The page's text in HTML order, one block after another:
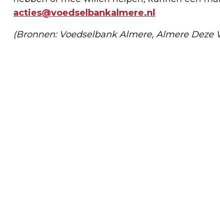
acties@voedselbankalmere.nl
(Bronnen: Voedselbank Almere, Almere Deze